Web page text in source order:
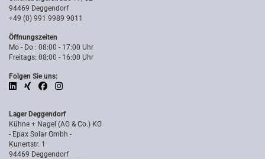
94469 Deggendorf
+49 (0) 991 9989 9011
Öffnungszeiten
Mo - Do : 08:00 - 17:00 Uhr
Freitags: 08:00 - 16:00 Uhr
Folgen Sie uns:
Lager Deggendorf
Kühne + Nagel (AG & Co.) KG
- Epax Solar Gmbh -
Kunertstr. 1
94469 Deggendorf